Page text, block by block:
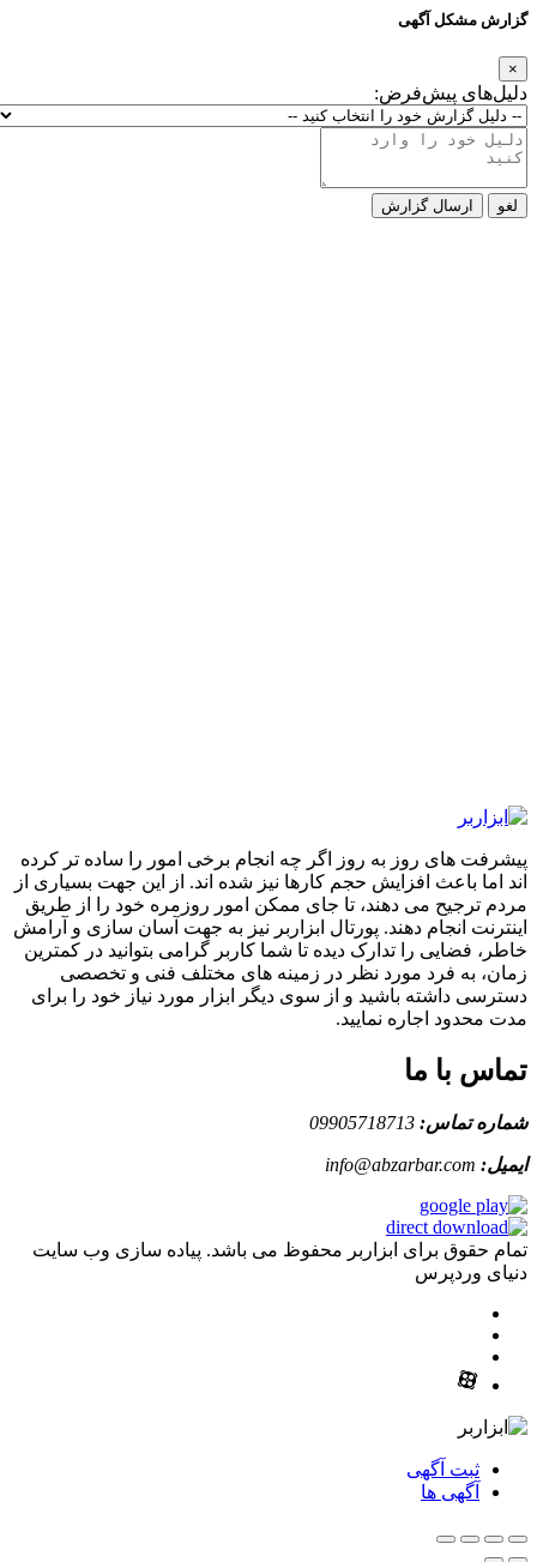
گزارش مشکل آگهی
×
دلیل‌های پیش‌فرض:
لغو ارسال گزارش
پیشرفت های روز به روز اگر چه انجام برخی امور را ساده تر کرده
اند اما باعث افزایش حجم کارها نیز شده اند. از این جهت بسیاری از
مردم ترجیح می دهند، تا جای ممکن امور روزمره خود را از طریق
اینترنت انجام دهند. پورتال ابزاربر نیز به جهت آسان سازی و آرامش
خاطر، فضایی را تدارک دیده تا شما کاربر گرامی بتوانید در کمترین
زمان، به فرد مورد نظر در زمینه های مختلف فنی و تخصصی
دسترسی داشته باشید و از سوی دیگر ابزار مورد نیاز خود را برای
مدت محدود اجاره نمایید.
تماس با ما
شماره تماس: 09905718713
ایمیل: info@abzarbar.com
تمام حقوق برای ابزاربر محفوظ می باشد. پیاده سازی وب سایت
دنیای وردپرس
ثبت آگهی
آگهی ها